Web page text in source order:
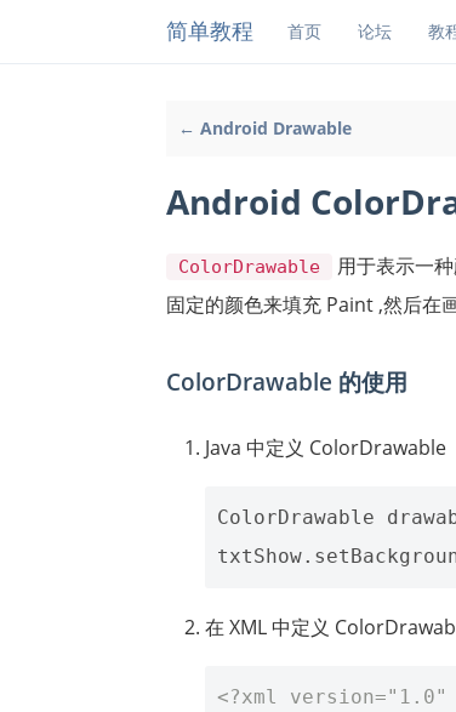
简单教程 首页 论坛 教
← Android Drawable
Android
ColorDrawable
用于表示一
固定的颜色来填充 Paint ,然后在
ColorDrawable 的使用
Java 中定义 ColorDrawable
ColorDrawable
在 XML 中定义
<?xml